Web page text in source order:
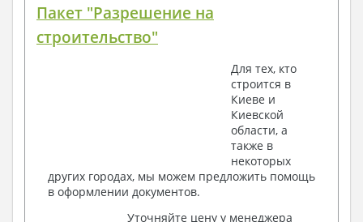
Пакет "Разрешение на
строительство"
Для тех, кто
строится в
Киеве и
Киевской
области, а
также в
некоторых
других городах, мы можем предложить помощь
в оформлении документов.
Уточняйте цену у менеджера